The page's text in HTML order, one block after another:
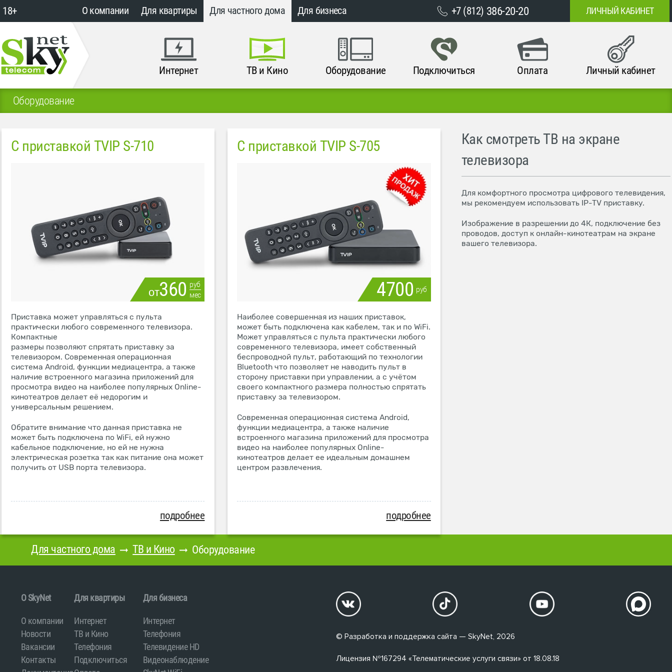
18+ О компании Для квартиры Для частного дома Для бизнеса +7 (812) 386-20-20 ЛИЧНЫЙ КАБИНЕТ
Интернет ТВ и Кино Оборудование Подключиться Оплата Личный кабинет
Оборудование
С приставкой TVIP S-710
от360 руб
мес
Приставка может управляться с пульта
практически любого современного телевизора.
Компактные
размеры позволяют спрятать приставку за
телевизором. Современная операционная
система Android, функции медиацентра, а также
наличие встроенного магазина приложений для
просмотра видео на наиболее популярных Online-
кинотеатров делает её недорогим и
универсальным решением.
Обратите внимание что данная приставка не
может быть подключена по WiFi, ей нужно
кабельное подключение, но ей не нужна
электрическая розетка так как питание она может
получить от USB порта телевизора.
подробнее
С приставкой TVIP S-705
4700 руб
Наиболее совершенная из наших приставок,
может быть подключена как кабелем, так и по WiFi.
Может управляться с пульта практически любого
современного телевизора, имеет собственный
беспроводной пульт, работающий по технологии
Bluetooth что позволяет не наводить пульт в
сторону приставки при управлении, а с учётом
своего компактного размера полностью спрятать
приставку за телевизором.
Современная операционная система Android,
функции медиацентра, а также наличие
встроенного магазина приложений для просмотра
видео на наиболее популярных Online-
кинотеатров делает ее идеальным домашнем
центром развлечения.
подробнее
Как смотреть ТВ на экране
телевизора
Для комфортного просмотра цифрового телевидения,
мы рекомендуем использовать IP-TV приставку.
Изображение в разрешении до 4К, подключение без
проводов, доступ к онлайн-кинотеатрам на экране
вашего телевизора.
Для частного дома ТВ и Кино Оборудование
O SkyNet
О компании
Новости
Вакансии
Контакты
Для квартиры
Интернет
ТВ и Кино
Телефония
Подключиться
Для бизнеса
Интернет
Телефония
Телевидение HD
Видеонаблюдение
© Разработка и поддержка сайта — SkyNet, 2026
Лицензия №167294 «Телематические услуги связи» от 18.08.18